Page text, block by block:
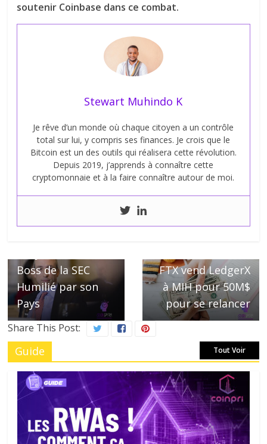
soutenir Coinbase dans ce combat.
Stewart Muhindo K
Je rêve d’un monde où chaque citoyen a un contrôle
total sur lui, y compris ses finances. Je crois que le
Bitcoin est un des outils qui réalisera cette révolution.
Depuis 2019, j’apprends à connaître cette
cryptomonnaie et à la faire connaître autour de moi.
Boss de la SEC
Humilié par son
Pays
FTX vend LedgerX
à MIH pour 50M$
pour se relancer
Share This Post:
Guide Tout Voir